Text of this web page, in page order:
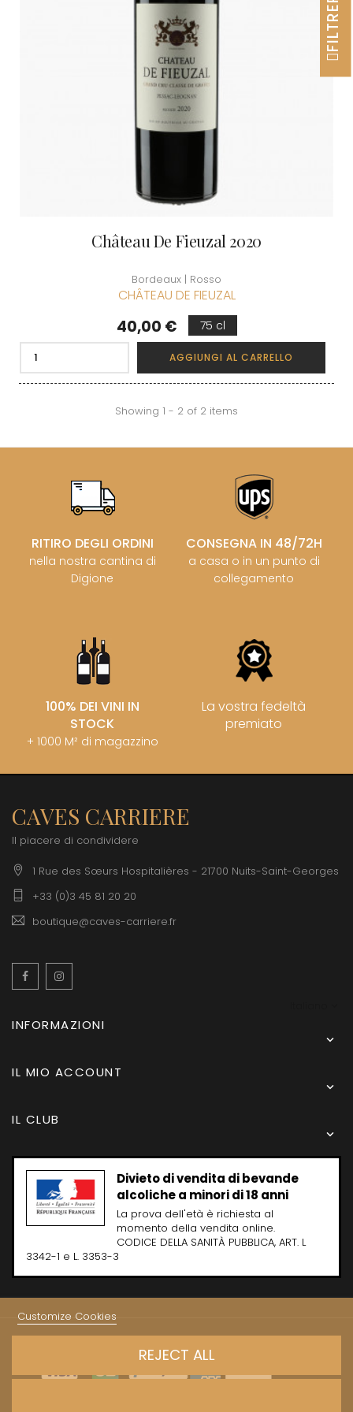
Château De Fieuzal 2020
Bordeaux | Rosso
CHÂTEAU DE FIEUZAL
Prezzo
40,00 € 75 cl
AGGIUNGI AL CARRELLO
Showing 1 - 2 of 2 items
RITIRO DEGLI ORDINI
nella nostra cantina di
Digione
CONSEGNA IN 48/72H
a casa o in un punto di
collegamento
100% DEI VINI IN
STOCK
+ 1000 M² di magazzino
La vostra fedeltà
premiato
CAVES CARRIERE
Il piacere di condividere
1 Rue des Sœurs Hospitalières - 21700 Nuits-Saint-Georges
+33 (0)3 45 81 20 20
boutique@caves-carriere.fr
Facebook
INFORMAZIONI

IL MIO ACCOUNT

IL CLUB

Divieto di vendita di bevande
alcoliche a minori di 18 anni
La prova dell'età è richiesta al
momento della vendita online.
CODICE DELLA SANITÀ PUBBLICA, ART. L
3342-1 e L. 3353-3
Customize Cookies
REJECT ALL
FILTRER